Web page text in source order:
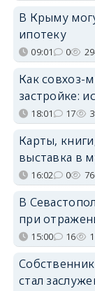
В Крыму
ипотеку
09:01 0
Как совхоз-
застройке:
18:01 17
Карты,
выставка в
16:02 0
В
при
15:00 16
стал